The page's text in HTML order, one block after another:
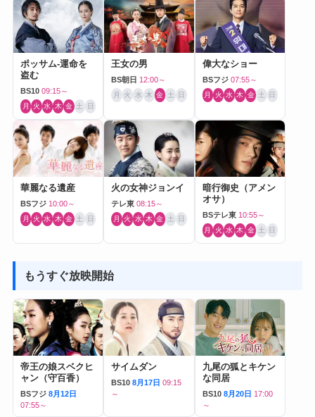
ポッサム-運命を
盗む
BS10 09:15～
月 火 水 木 金 土 日
王女の男
BS朝日 12:00～
月 火 水 木 金 土 日
偉大なショー
BSフジ 07:55～
月 火 水 木 金 土 日
華麗なる遺産
BSフジ 10:00～
月 火 水 木 金 土 日
火の女神ジョンイ
テレ東 08:15～
月 火 水 木 金 土 日
暗行御史（アメン
オサ）
BSテレ東 10:55～
月 火 水 木 金 土 日
もうすぐ放映開始
帝王の娘スベクヒ
ャン（守百香）
BSフジ 8月12日
07:55～
サイムダン
BS10 8月17日 09:15
～
九尾の狐とキケン
な同居
BS10 8月20日 17:00
～